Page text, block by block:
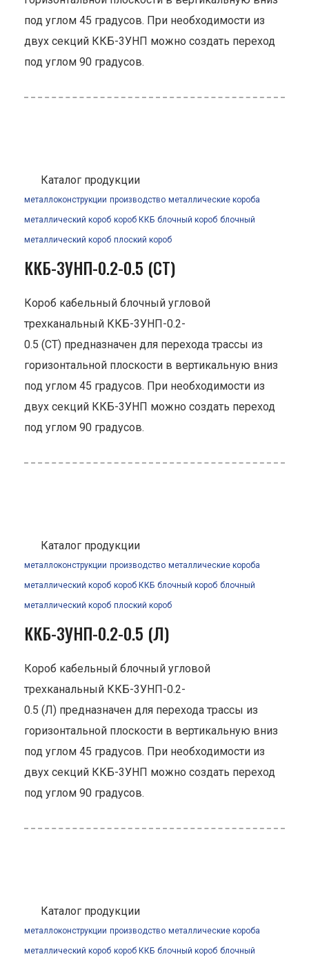
под углом 45 градусов. При необходимости из
двух секций ККБ-3УНП можно создать переход
под углом 90 градусов.
Каталог продукции
металлоконструкции производство металлические короба
металлический короб короб ККБ блочный короб блочный
металлический короб плоский короб
ККБ-3УНП-0.2-0.5 (СТ)
Короб кабельный блочный угловой
трехканальный ККБ-3УНП-0.2-
0.5 (СТ) предназначен для перехода трассы из
горизонтальной плоскости в вертикальную вниз
под углом 45 градусов. При необходимости из
двух секций ККБ-3УНП можно создать переход
под углом 90 градусов.
Каталог продукции
металлоконструкции производство металлические короба
металлический короб короб ККБ блочный короб блочный
металлический короб плоский короб
ККБ-3УНП-0.2-0.5 (Л)
Короб кабельный блочный угловой
трехканальный ККБ-3УНП-0.2-
0.5 (Л) предназначен для перехода трассы из
горизонтальной плоскости в вертикальную вниз
под углом 45 градусов. При необходимости из
двух секций ККБ-3УНП можно создать переход
под углом 90 градусов.
Каталог продукции
металлоконструкции производство металлические короба
металлический короб короб ККБ блочный короб блочный